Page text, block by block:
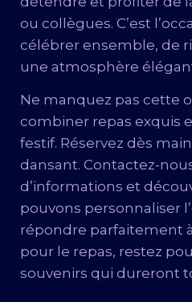
ou collègues. C’est
célébrer ensemble, de
une atmosphère
Ne manquez pas cette
combiner repas exquis
festif. Réservez dès
dansant. Contactez-
d’informations et
pouvons personnaliser
répondre parfaitement
pour le repas, restez
souvenirs qui dureront